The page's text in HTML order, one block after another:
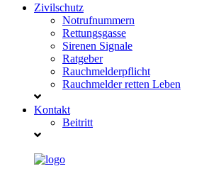
Zivilschutz
Notrufnummern
Rettungsgasse
Sirenen Signale
Ratgeber
Rauchmelderpflicht
Rauchmelder retten Leben
Kontakt
Beitritt